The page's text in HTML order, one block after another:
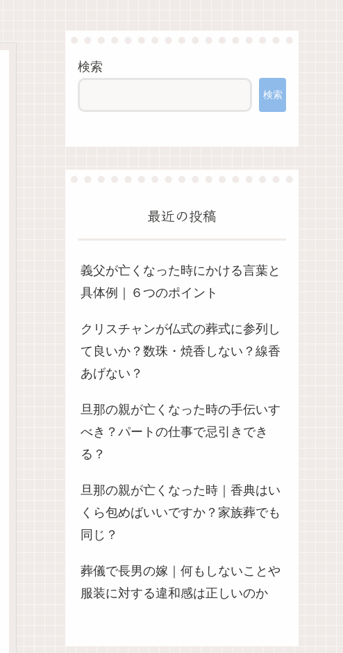
検索
検索
最近の投稿
義父が亡くなった時にかける言葉と
具体例｜６つのポイント
クリスチャンが仏式の葬式に参列し
て良いか？数珠・焼香しない？線香
あげない？
旦那の親が亡くなった時の手伝いす
べき？パートの仕事で忌引きでき
る？
旦那の親が亡くなった時｜香典はい
くら包めばいいですか？家族葬でも
同じ？
葬儀で長男の嫁｜何もしないことや
服装に対する違和感は正しいのか